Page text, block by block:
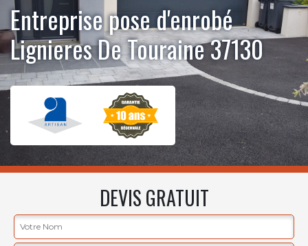
Entreprise pose d'enrobé
Lignieres De Touraine 37130
DEVIS GRATUIT